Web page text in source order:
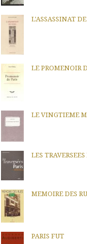
L'ASSASSINAT
LE PROMENOIR
LE VINGTIEME
LES
MEMOIRE DES
PARIS FUT